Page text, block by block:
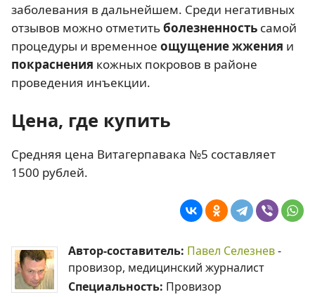
заболевания в дальнейшем. Среди негативных
отзывов можно отметитьболезненность самой
процедуры и временное ощущение жжения и
покраснения кожных покровов в районе
проведения инъекции.
Цена, где купить
Средняя цена Витагерпавака №5 составляет
1500 рублей.
Автор-составитель: Павел Селезнев-
провизор, медицинский журналист
Специальность: Провизор